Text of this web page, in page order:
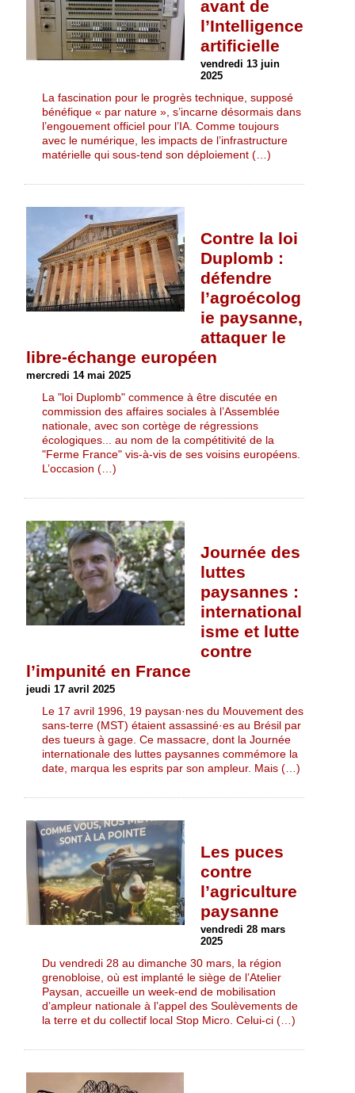
avant de
l’Intelligence
artificielle
vendredi 13 juin
2025
La fascination pour le progrès technique, supposé
bénéfique « par nature », s’incarne désormais dans
l’engouement officiel pour l’IA. Comme toujours
avec le numérique, les impacts de l’infrastructure
matérielle qui sous-tend son déploiement (…)
Contre la loi
Duplomb :
défendre
l’agroécolog
ie paysanne,
attaquer le
libre-échange européen
mercredi 14 mai 2025
La "loi Duplomb" commence à être discutée en
commission des affaires sociales à l’Assemblée
nationale, avec son cortège de régressions
écologiques... au nom de la compétitivité de la
"Ferme France" vis-à-vis de ses voisins européens.
L’occasion (…)
Journée des
luttes
paysannes :
international
isme et lutte
contre
l’impunité en France
jeudi 17 avril 2025
Le 17 avril 1996, 19 paysan·nes du Mouvement des
sans-terre (MST) étaient assassiné·es au Brésil par
des tueurs à gage. Ce massacre, dont la Journée
internationale des luttes paysannes commémore la
date, marqua les esprits par son ampleur. Mais (…)
Les puces
contre
l’agriculture
paysanne
vendredi 28 mars
2025
Du vendredi 28 au dimanche 30 mars, la région
grenobloise, où est implanté le siège de l’Atelier
Paysan, accueille un week-end de mobilisation
d’ampleur nationale à l’appel des Soulèvements de
la terre et du collectif local Stop Micro. Celui-ci (…)